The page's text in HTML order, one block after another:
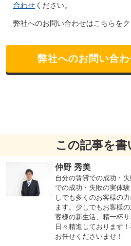
合わせください。
弊社へのお問い合わせはこちらをク
弊社へのお問い合
この記事を書
仲野 秀美
自分の賃貸での成功・
での成功・失敗の実体
しでも多くのお客様の
ます。少しでもお客様
客様の新生活、精一杯
日々精進しております
お任せくださいませ！